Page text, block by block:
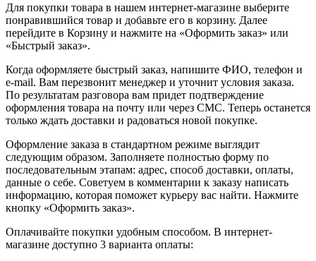
Для покупки товара в нашем интернет-магазине выберите
понравившийся товар и добавьте его в корзину. Далее
перейдите в Корзину и нажмите на «Оформить заказ» или
«Быстрый заказ».
Когда оформляете быстрый заказ, напишите ФИО, телефон и
e-mail. Вам перезвонит менеджер и уточнит условия заказа.
По результатам разговора вам придет подтверждение
оформления товара на почту или через СМС. Теперь останется
только ждать доставки и радоваться новой покупке.
Оформление заказа в стандартном режиме выглядит
следующим образом. Заполняете полностью форму по
последовательным этапам: адрес, способ доставки, оплаты,
данные о себе. Советуем в комментарии к заказу написать
информацию, которая поможет курьеру вас найти. Нажмите
кнопку «Оформить заказ».
Оплачивайте покупки удобным способом. В интернет-
магазине доступно 3 варианта оплаты: